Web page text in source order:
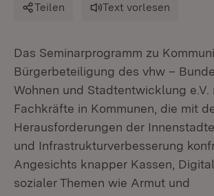
Teilen Text vorlesen
Das Seminarprogramm zu
Bürgerbeteiligung des vhw –
Wohnen und Stadtentwicklung
Fachkräfte in Kommunen, die mit
Herausforderungen der
und Infrastrukturverbesserung
Angesichts knapper Kassen,
sozialer Themen wie Armut und